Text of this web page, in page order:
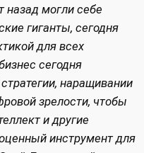
назад могли себе
гиганты, сегодня
для всех
сегодня
наращивании
зрелости, чтобы
и другие
инструмент для